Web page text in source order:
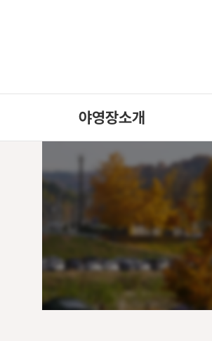
야영장소개